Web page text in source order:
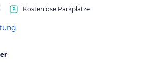
Kostenlose Parkplätze